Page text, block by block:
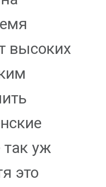
высоких
уж
это